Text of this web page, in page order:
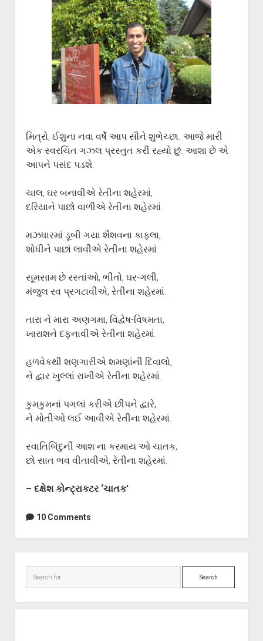
મિત્રો, ઈશુના નવા વર્ષે આપ સૌને શુભેચ્છા. આજે મારી
એક સ્વરચિત ગઝલ પ્રસ્તુત કરી રહ્યો છું. આશા છે એ
આપને પસંદ પડશે.
ચાલ, ઘર બનાવીએ રેતીના શહેરમાં,
દરિયાને પાછો વાળીએ રેતીના શહેરમાં.
મઝધારમાં ડૂબી ગયા શૈશવના કાફલા,
શોધીને પાછાં લાવીએ રેતીના શહેરમાં.
સૂમસામ છે રસ્તાંઓ, ભીંતો, ઘર-ગલી,
મંજુલ રવ પ્રગટાવીએ, રેતીના શહેરમાં.
તારા ને મારા અણગમા, વિદ્વેષ-વિષમતા,
ખારાશને દફનાવીએ રેતીના શહેરમાં.
હળવેકથી શણગારીએ શમણાંની દિવાલો,
ને દ્વાર ખુલ્લાં રાખીએ રેતીના શહેરમાં.
કુમકુમનાં પગલાં કરીએ છીપને દ્વારે,
ને મોતીઓ લઈ આવીએ રેતીના શહેરમાં.
સ્વાતિબિંદુની આશ ના કરમાય ઓ ચાતક,
છો સાત ભવ વીતાવીએ, રેતીના શહેરમાં.
– દક્ષેશ કોન્ટ્રાકટર ‘ચાતક’
10 Comments
Search